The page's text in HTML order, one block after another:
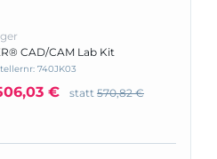
CAD/CAM Lab Kit
740JK03
€ statt 570,82 €